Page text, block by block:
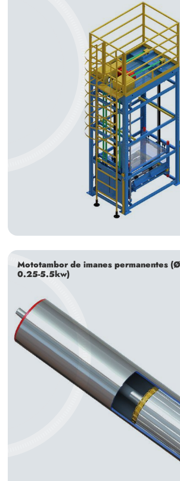
Mototambor de imanes permanentes
0.25-5.5kw)